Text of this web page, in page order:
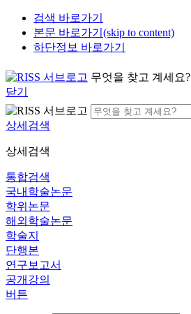
검색 바로가기
본문 바로가기(skip to content)
하단정보 바로가기
무엇을 찾고 계세요?
닫기
상세검색
상세검색
통합검색
국내학술논문
학위논문
해외학술논문
학술지
단행본
연구보고서
공개강의
버튼